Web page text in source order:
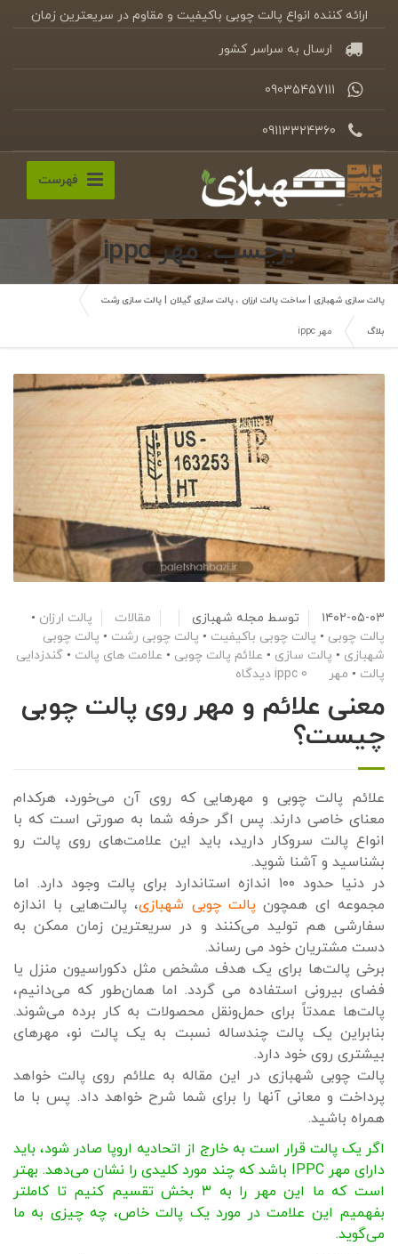
ارائه کننده انواع پالت چوبی باکیفیت و مقاوم در سریعترین زمان
ارسال به سراسر کشور
09035457111
09113324360
فهرست
برچسب: مهر ippc
پالت سازی شهبازی | ساخت پالت ارزان ، پالت سازی گیلان | پالت سازی رشت
بلاگ مهر ippc
۱۴۰۲-۰۵-۰۳ توسط مجله شهبازی مقالات پالت ارزان •
پالت چوبی • پالت چوبی باکیفیت • پالت چوبی رشت • پالت چوبی
شهبازی • پالت سازی • علائم پالت چوبی • علامت های پالت • گندزدایی
پالت • مهر ippc 0 دیدگاه
معنی علائم و مهر روی پالت چوبی
چیست؟
علائم پالت چوبی و مهرهایی که روی آن می‌خورد، هرکدام
معنای خاصی دارند. پس اگر حرفه شما به صورتی است که با
انواع پالت سروکار دارید، باید این علامت‌های روی پالت رو
بشناسید و آشنا شوید.
در دنیا حدود ۱۰۰ اندازه استاندارد برای پالت وجود دارد. اما
مجموعه ای همچون پالت چوبی شهبازی، پالت‌هایی با اندازه
سفارشی هم تولید می‌کنند و در سریعترین زمان ممکن به
دست مشتریان خود می رساند.
برخی پالت‌ها برای یک هدف مشخص مثل دکوراسیون منزل یا
فضای بیرونی استفاده می گردد. اما همان‌طور که می‌دانیم،
پالت‌ها عمدتاً برای حمل‌ونقل محصولات به کار برده می‌شوند.
بنابراین یک پالت چندساله نسبت به یک پالت نو، مهرهای
بیشتری روی خود دارد.
پالت چوبی شهبازی در این مقاله به علائم روی پالت خواهد
پرداخت و معانی آنها را برای شما شرح خواهد داد. پس با ما
همراه باشید.
اگر یک پالت قرار است به خارج از اتحادیه اروپا صادر شود، باید
دارای مهر IPPC باشد که چند مورد کلیدی را نشان می‌دهد. بهتر
است که ما این مهر را به ۳ بخش تقسیم کنیم تا کاملتر
بفهمیم این علامت در مورد یک پالت خاص، چه چیزی به ما
می‌گوید.